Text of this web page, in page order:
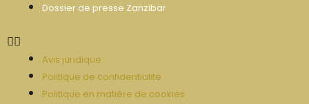
Dossier de presse Zanzibar
Avis juridique
Politique de confidentialité
Politique en matière de cookies